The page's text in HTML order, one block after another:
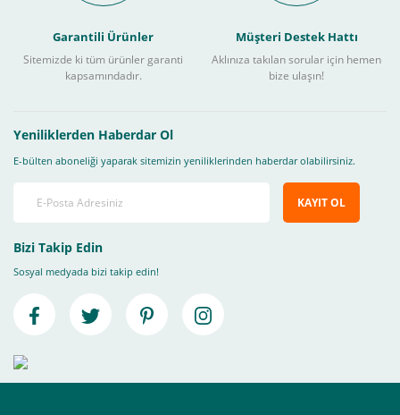
Garantili Ürünler
Sitemizde ki tüm ürünler garanti
kapsamındadır.
Müşteri Destek Hattı
Aklınıza takılan sorular için hemen
bize ulaşın!
Yeniliklerden Haberdar Ol
E-bülten aboneliği yaparak sitemizin yeniliklerinden haberdar olabilirsiniz.
KAYIT OL
Bizi Takip Edin
Sosyal medyada bizi takip edin!